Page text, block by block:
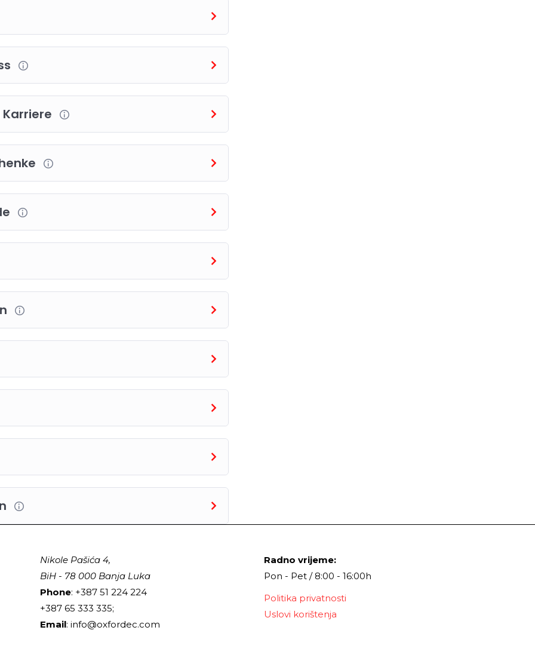
Nikole Pašića 4,
BiH - 78 000 Banja Luka
Phone: +387 51 224 224
+387 65 333 335;
Email: info@oxfordec.com
Radno vrijeme:
Pon - Pet / 8:00 - 16:00h
Politika privatnosti
Uslovi korištenja